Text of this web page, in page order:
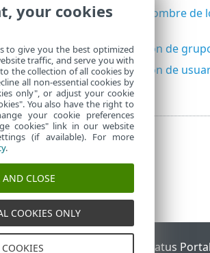
Cambiar el nombre de
Sincronización de
Sincronización de
ESET ESET Status
your cookies
to give you the best optimized
traffic, and serve you with
the collection of all cookies by
all non-essential cookies by
only", or adjust your cookie
You also have the right to
your cookie preferences
cookies" link in our website
(if available). For more
.
AND CLOSE
COOKIES ONLY